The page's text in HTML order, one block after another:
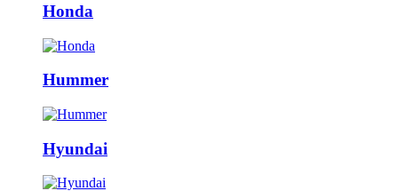
Honda
Hummer
Hyundai